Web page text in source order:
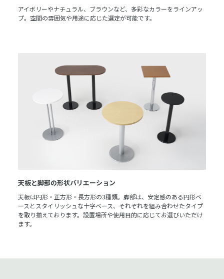
アイボリーやナチュラル、ブラウンなど、多彩なカラーをラインアッ
プ。空間の雰囲気や用途に応じた選定が可能です。
天板と脚部の形状バリエーション
天板は円形・正方形・長方形の3種類。脚部は、安定感のある円形ベ
ースとスタイリッシュな十字ベース、それぞれを組み合わせたタイプ
を取り揃えております。設置場所や使用目的に応じてお選びいただけ
ます。